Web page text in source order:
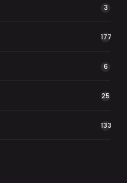
3
177
6
25
133